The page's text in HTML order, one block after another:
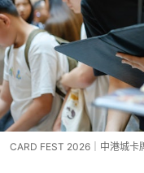
CARD FEST 2026｜中港城卡